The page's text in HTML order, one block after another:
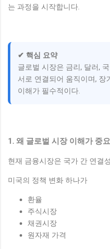
는 과정을 시작합니다.
✔ 핵심 요약
글로벌 시장은 금리, 달러,
서로 연결되어 움직이며, 장
이해가 필수적이다.
1. 왜 글로벌 시장 이해가 중
현재 금융시장은 국가 간 연결
미국의 정책 변화 하나가
환율
주식시장
채권시장
원자재 가격